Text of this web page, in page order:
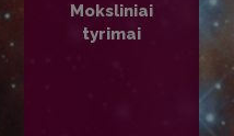
Moksliniai
tyrimai